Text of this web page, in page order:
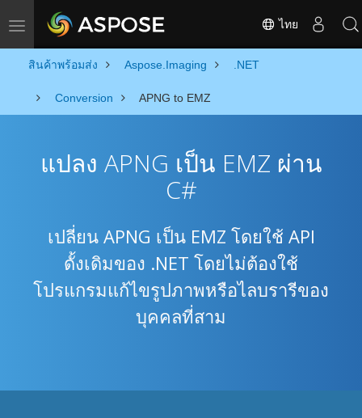
Toggle navigation ไทย
สินค้าพร้อมส่ง Aspose.Imaging .NET
Conversion APNG to EMZ
แปลง APNG เป็น EMZ ผ่าน
C#
เปลี่ยน APNG เป็น EMZ โดยใช้ API
ดั้งเดิมของ .NET โดยไม่ต้องใช้
โปรแกรมแก้ไขรูปภาพหรือไลบรารีของ
บุคคลที่สาม